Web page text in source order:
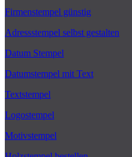
Firmenstempel günstig
Adressstempel selbst gestalten
Datum Stempel
Datumstempel mit Text
Textstempel
Logostempel
Motivstempel